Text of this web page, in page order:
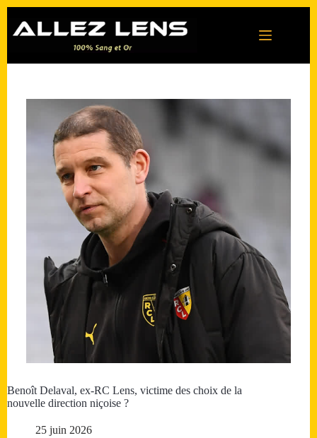
contenu
Benoît Delaval, ex-RC Lens, victime des choix de la
nouvelle direction niçoise ?
25 juin 2026